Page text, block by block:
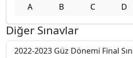
A B C D
Diğer Sınavlar
2022-2023 Güz Dönemi Final